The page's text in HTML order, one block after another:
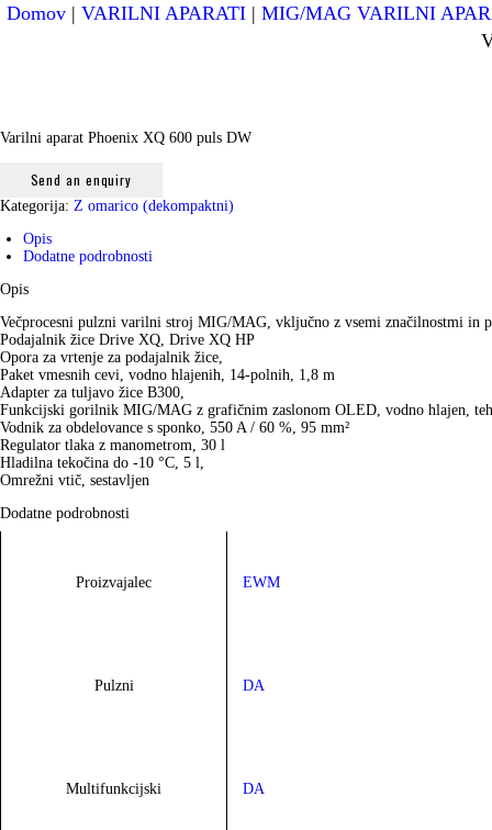
Domov| VARILNI APARATI| MIG/MAG VARILNI
Varilni aparat Phoenix XQ 600 puls DW
Send an enquiry
Kategorija: Z omarico (dekompaktni)
Opis
Dodatne podrobnosti
Opis
Večprocesni pulzni varilni stroj MIG/MAG, vključno z vsemi značilnostmi in
Podajalnik žice Drive XQ, Drive XQ HP
Opora za vrtenje za podajalnik žice,
Paket vmesnih cevi, vodno hlajenih, 14-polnih, 1,8 m
Adapter za tuljavo žice B300,
Funkcijski gorilnik MIG/MAG z grafičnim zaslonom OLED, vodno hlajen,
Vodnik za obdelovance s sponko, 550 A / 60 %, 95 mm²
Regulator tlaka z manometrom, 30 l
Hladilna tekočina do -10 °C, 5 l,
Omrežni vtič, sestavljen
Dodatne podrobnosti
Proizvajalec EWM
Pulzni DA
Multifunkcijski DA